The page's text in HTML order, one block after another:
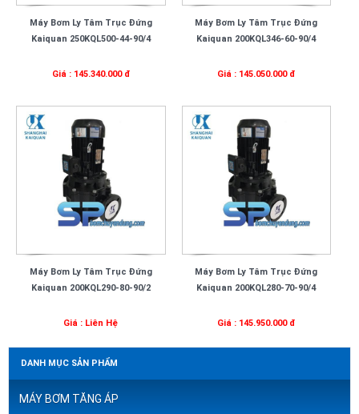
Máy Bơm Ly Tâm Trục Đứng
Kaiquan 250KQL500-44-90/4
Giá : 145.340.000 đ
Máy Bơm Ly Tâm Trục Đứng
Kaiquan 200KQL346-60-90/4
Giá : 145.050.000 đ
Máy Bơm Ly Tâm Trục Đứng
Kaiquan 200KQL290-80-90/2
Giá : Liên Hệ
Máy Bơm Ly Tâm Trục Đứng
Kaiquan 200KQL280-70-90/4
Giá : 145.950.000 đ
DANH MỤC SẢN PHẨM
MÁY BƠM TĂNG ÁP